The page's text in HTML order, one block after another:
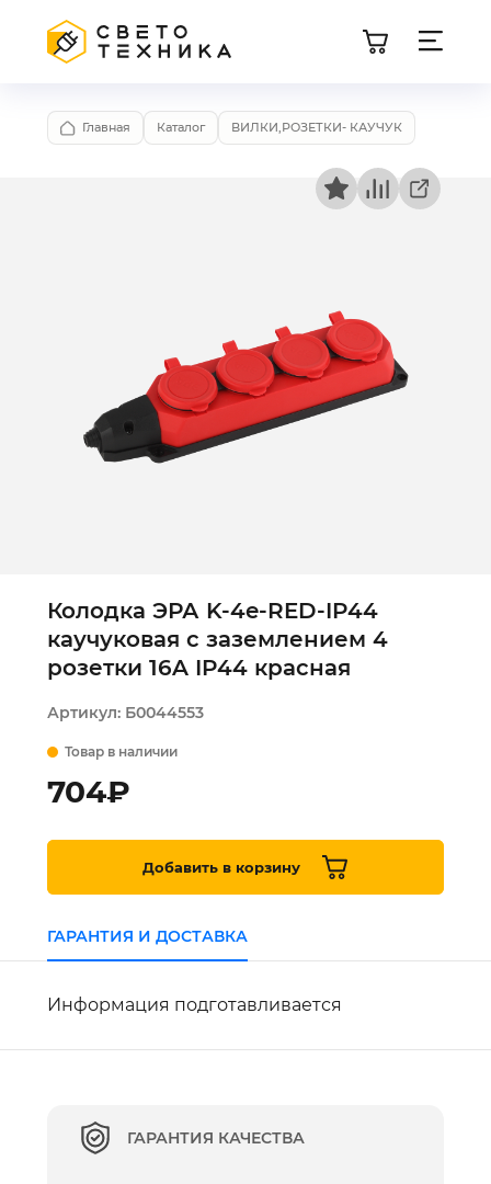
Главная Каталог ВИЛКИ,РОЗЕТКИ- КАУЧУК
Колодка ЭРА K-4e-RED-IP44
каучуковая с заземлением 4
розетки 16A IP44 красная
Артикул: Б0044553
Товар в наличии
704₽
Добавить в корзину
ГАРАНТИЯ И ДОСТАВКА
Информация подготавливается
ГАРАНТИЯ КАЧЕСТВА